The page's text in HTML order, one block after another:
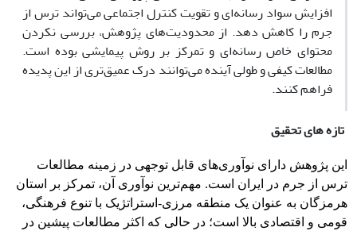
افزایش سواد رسانه‌ای و تقویت کنترل اجتماعی می‌تواند ترس از
جرم را کاهش دهد. از محدودیت‌های پژوهش، بررسی نکردن
محتوای خاص رسانه‌ای و تمرکز بر روش پیمایشی بوده است.
مطالعات کیفی و طولی آینده می‌توانند درک عمیق‌تری از این پدیده
فراهم کنند.
تازه های تحقیق
این پژوهش دارای نوآوری‌های قابل توجهی در زمینه مطالعات
ترس از جرم در ایران است. مهم‌ترین نوآوری آن، تمرکز بر استان
هرمزگان به عنوان یک منطقه مرزی-استراتژیک با تنوع فرهنگی،
قومی و اقتصادی بالا است؛ در حالی که اکثر مطالعات پیشین در